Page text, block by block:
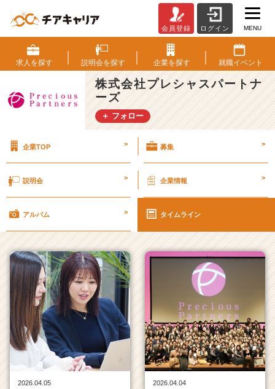
式
会
社
プ
レ
シ
ャ
ー
ー
イ
ム
ラ
イ
ン
一
覧
|
ベ
ン
会員登録 ログイン MENU
求人を探す 説明会を探す 企業を探す 就職イベント
株式会社プレシャスパートナ
ーズ
＋ フォロー
企業TOP > 募集 >
説明会 > 企業情報 >
アルバム > タイムライン
2026.04.05
2026.04.04